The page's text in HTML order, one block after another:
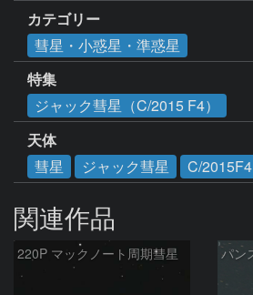
カテゴリー
彗星・小惑星・準惑星
特集
ジャック彗星（C/2015 F4）
天体
彗星
ジャック彗星 C/2015F4
関連作品
220P マックノート周期彗星